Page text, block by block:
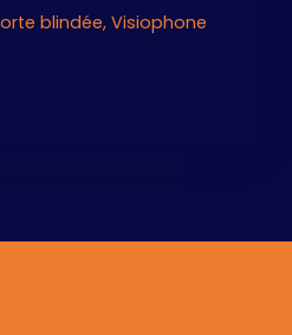
blindée, Visiophone